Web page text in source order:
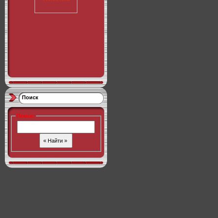
Поиск
Поиск: